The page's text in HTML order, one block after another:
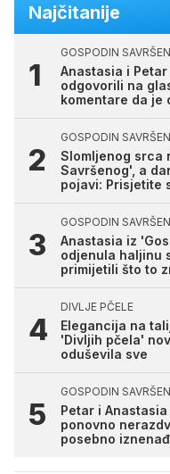
Najčitanije
GOSPODIN
Anastasia i
odgovorili na
komentare da je
GOSPODIN
Slomljenog srca
Savršenog', a
pojavi: Prisjetite
GOSPODIN
Anastasia iz
odjenula haljinu
primijetili što to
DIVLJE PČELE
Elegancija na
'Divljih pčela'
oduševila sve
GOSPODIN
Petar i
ponovno
posebno